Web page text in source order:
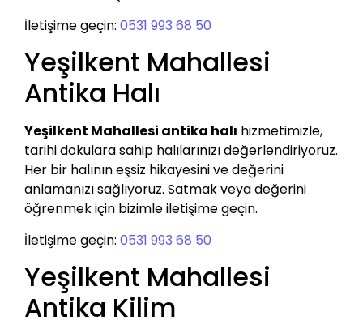
İletişime geçin: 0531 993 68 50
Yeşilkent Mahallesi
Antika Halı
Yeşilkent Mahallesi antika halı hizmetimizle,
tarihi dokulara sahip halılarınızı değerlendiriyoruz.
Her bir halının eşsiz hikayesini ve değerini
anlamanızı sağlıyoruz. Satmak veya değerini
öğrenmek için bizimle iletişime geçin.
İletişime geçin: 0531 993 68 50
Yeşilkent Mahallesi
Antika Kilim